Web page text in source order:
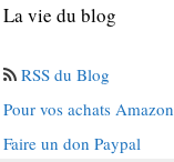
La vie du blog
RSS du Blog
Pour vos achats Amazon
Faire un don Paypal